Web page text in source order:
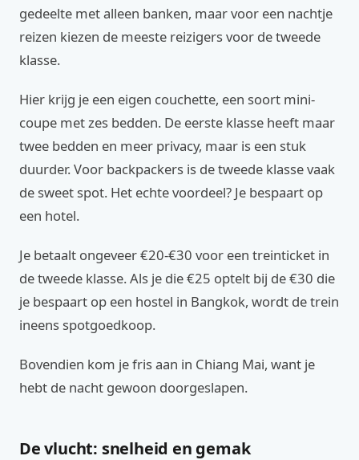
gedeelte met alleen banken, maar voor een nachtje
reizen kiezen de meeste reizigers voor de tweede
klasse.
Hier krijg je een eigen couchette, een soort mini-
coupe met zes bedden. De eerste klasse heeft maar
twee bedden en meer privacy, maar is een stuk
duurder. Voor backpackers is de tweede klasse vaak
de sweet spot. Het echte voordeel? Je bespaart op
een hotel.
Je betaalt ongeveer €20-€30 voor een treinticket in
de tweede klasse. Als je die €25 optelt bij de €30 die
je bespaart op een hostel in Bangkok, wordt de trein
ineens spotgoedkoop.
Bovendien kom je fris aan in Chiang Mai, want je
hebt de nacht gewoon doorgeslapen.
De vlucht: snelheid en gemak